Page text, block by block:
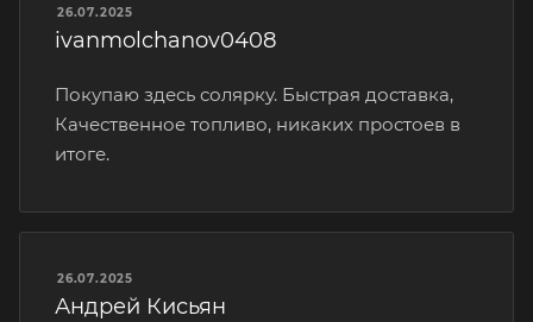
26.07.2025
ivanmolchanov0408
Покупаю здесь солярку. Быстрая доставка,
Качественное топливо, никаких простоев в
итоге.
26.07.2025
Андрей Кисьян